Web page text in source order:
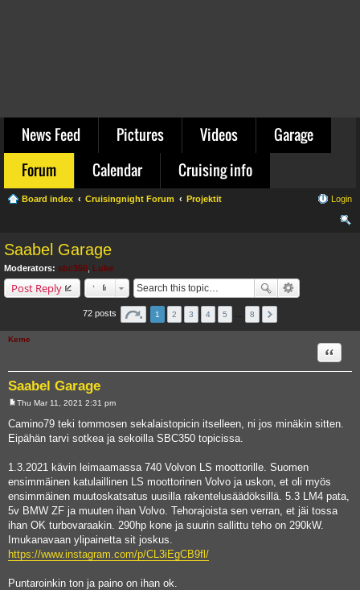
News Feed Pictures Videos
Garage
Forum
Calendar Cruising info
Board index Cruisingnight Forum Projektit Login
Saabel Garage
Moderators: sbc350 Luke
Post Reply
72 posts 1 2 3 4 5 8
Keme
Saabel Garage
Quote
s
t
Thu Mar 11, 2021 2:31 pm
Camino79 teki tommosen sekalaistopicin itselleen, ni jos minäkin sitten.
Eipähän tarvi sotkea ja sekoilla SBC350 topicissa.
1.3.2021 kävin leimaamassa 740 Volvon LS moottorille. Suomen
ensimmäinen katulaillinen LS moottorinen Volvo ja uskon, et oli myös
ensimmäinen muutoskatsatus uusilla rakentelusäädöksillä. 5.3 LM4 pata,
5v BMW ZF ja muuten ihan Volvo. Tehorajoista sen verran, et jäi tossa
ihan OK turbovaraakin. 290hp kone ja suurin sallittu teho on 290kW.
Imukanavaan ylipainetta sit joskus.
https://www.instagram.com/p/CL3iEgCB9fl/
Puntaroinkin ton ja paino on ihan ok.